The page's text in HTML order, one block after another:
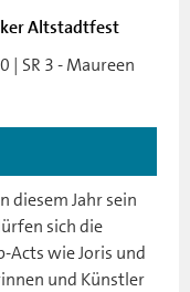
Altstadtfest
SR 3 - Maureen
diesem Jahr sein
sich die
Acts wie Joris und
und Künstler